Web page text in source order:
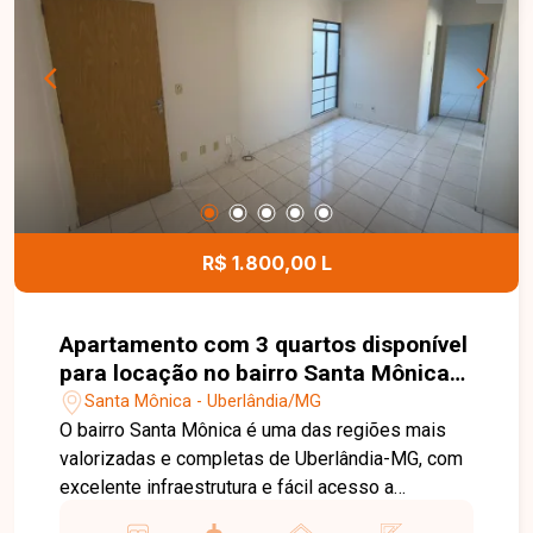
com churrasqueira, depósito no fundo e garagem
para 2 carros. Condomínio: conforme cadastro.
Agende sua visita e venha conhecer de perto
todos os detalhes deste imóvel. Uma excelente
oportunidade para quem busca espaço, conforto
e uma localização privilegiada em Uberlândia.
R$ 1.800,00 L
Apartamento com 3 quartos disponível
para locação no bairro Santa Mônica
em Uberlândia-MG
Santa Mônica - Uberlândia/MG
O bairro Santa Mônica é uma das regiões mais
valorizadas e completas de Uberlândia-MG, com
excelente infraestrutura e fácil acesso a